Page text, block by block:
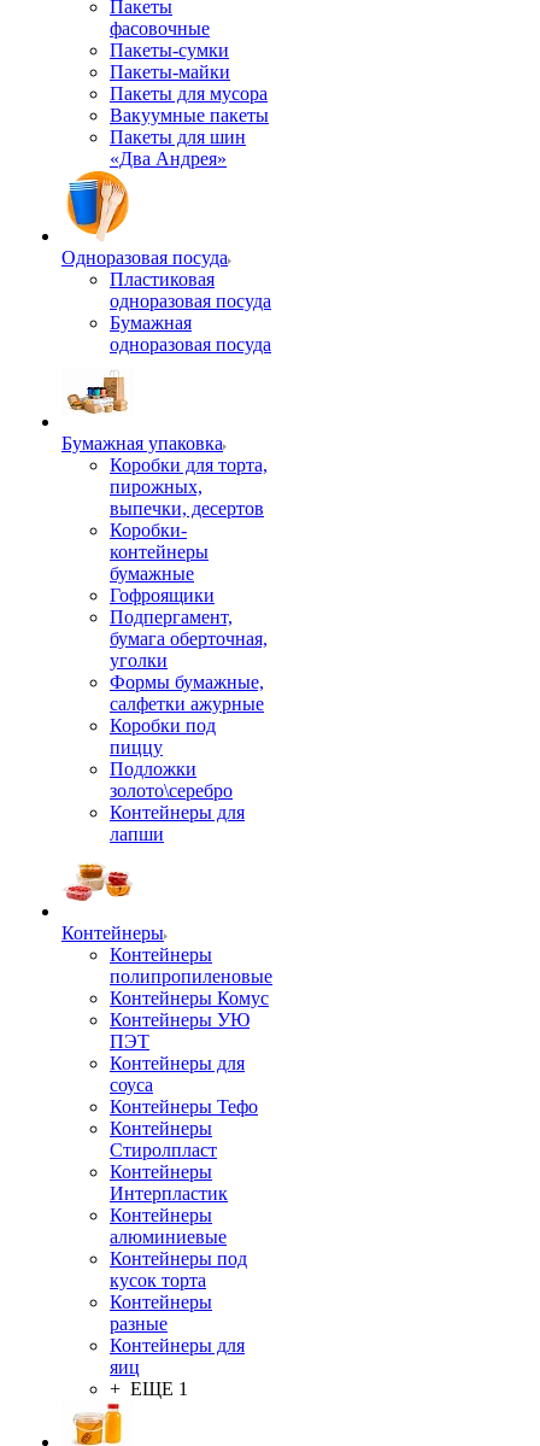
Пакеты
фасовочные
Пакеты-сумки
Пакеты-майки
Пакеты для мусора
Вакуумные пакеты
Пакеты для шин
«Два Андрея»
Одноразовая посуда
Пластиковая
одноразовая посуда
Бумажная
одноразовая посуда
Бумажная упаковка
Коробки для торта,
пирожных,
выпечки, десертов
Коробки-
контейнеры
бумажные
Гофроящики
Подпергамент,
бумага оберточная,
уголки
Формы бумажные,
салфетки ажурные
Коробки под
пиццу
Подложки
золото\серебро
Контейнеры для
лапши
Контейнеры
Контейнеры
полипропиленовые
Контейнеры Комус
Контейнеры УЮ
ПЭТ
Контейнеры для
соуса
Контейнеры Тефо
Контейнеры
Стиролпласт
Контейнеры
Интерпластик
Контейнеры
алюминиевые
Контейнеры под
кусок торта
Контейнеры
разные
Контейнеры для
яиц
+ ЕЩЕ 1